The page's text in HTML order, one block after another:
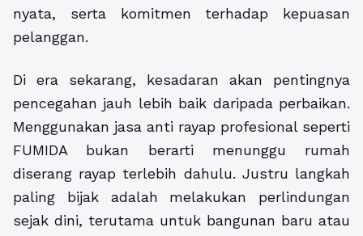
nyata, serta komitmen terhadap kepuasan
pelanggan.
Di era sekarang, kesadaran akan pentingnya
pencegahan jauh lebih baik daripada perbaikan.
Menggunakan jasa anti rayap profesional seperti
FUMIDA bukan berarti menunggu rumah
diserang rayap terlebih dahulu. Justru langkah
paling bijak adalah melakukan perlindungan
sejak dini, terutama untuk bangunan baru atau